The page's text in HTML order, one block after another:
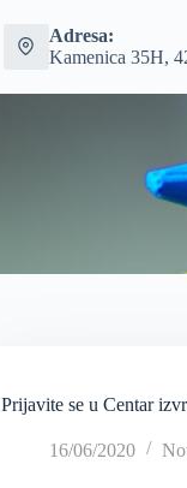
Adresa:
Kamenica 35H,
Prijavite se u Centar
16/06/2020